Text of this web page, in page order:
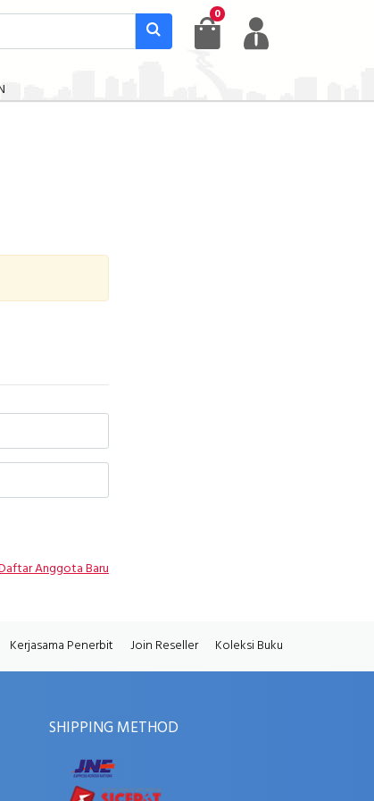
0
Anggota Baru
Kerjasama Penerbit Join Reseller Koleksi Buku
SHIPPING METHOD